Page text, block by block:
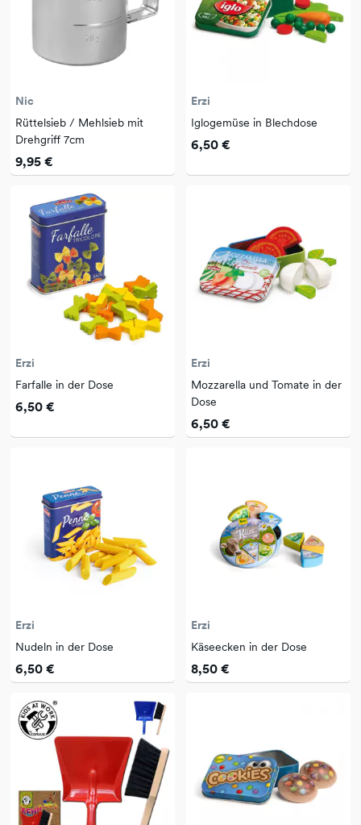
Nic
Rüttelsieb / Mehlsieb mit
Drehgriff 7cm
9,95 €
Erzi
Iglogemüse in Blechdose
6,50 €
Erzi
Farfalle in der Dose
6,50 €
Erzi
Mozzarella und Tomate in der
Dose
6,50 €
Erzi
Nudeln in der Dose
6,50 €
Erzi
Käseecken in der Dose
8,50 €